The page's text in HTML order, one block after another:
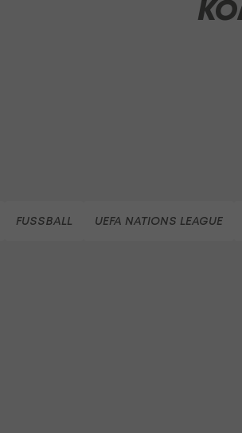
FUSSBALL UEFA NATIONS LEAGUE